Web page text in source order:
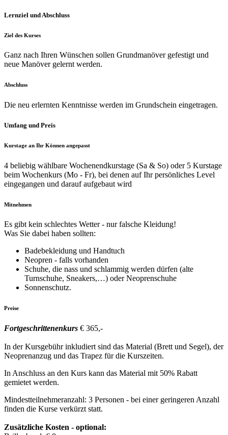
Lernziel und Abschluss
Ziel des Kurses
Ganz nach Ihren Wünschen sollen Grundmanöver gefestigt und
neue Manöver gelernt werden.
Abschluss
Die neu erlernten Kenntnisse werden im Grundschein eingetragen.
Umfang und Preis
Kurstage an Ihr Können angepasst
4 beliebig wählbare Wochenendkurstage (Sa & So) oder 5 Kurstage
beim Wochenkurs (Mo - Fr), bei denen auf Ihr persönliches Level
eingegangen und darauf aufgebaut wird
Mitnehmen
Es gibt kein schlechtes Wetter - nur falsche Kleidung!
Was Sie dabei haben sollten:
Badebekleidung und Handtuch
Neopren - falls vorhanden
Schuhe, die nass und schlammig werden dürfen (alte
Turnschuhe, Sneakers,…) oder Neoprenschuhe
Sonnenschutz.
Preise
Fortgeschrittenenkurs € 365,-
In der Kursgebühr inkludiert sind das Material (Brett und Segel), der
Neoprenanzug und das Trapez für die Kurszeiten.
In Anschluss an den Kurs kann das Material mit 50% Rabatt
gemietet werden.
Mindestteilnehmeranzahl: 3 Personen - bei einer geringeren Anzahl
finden die Kurse verkürzt statt.
Zusätzliche Kosten - optional: